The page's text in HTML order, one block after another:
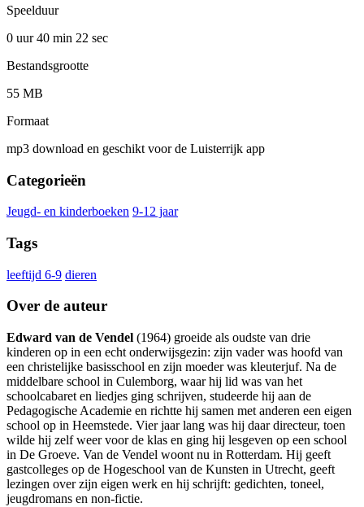
Speelduur
0 uur 40 min 22 sec
Bestandsgrootte
55 MB
Formaat
mp3 download en geschikt voor de Luisterrijk app
Categorieën
Jeugd- en kinderboeken 9-12 jaar
Tags
leeftijd 6-9 dieren
Over de auteur
Edward van de Vendel (1964) groeide als oudste van drie
kinderen op in een echt onderwijsgezin: zijn vader was hoofd van
een christelijke basisschool en zijn moeder was kleuterjuf. Na de
middelbare school in Culemborg, waar hij lid was van het
schoolcabaret en liedjes ging schrijven, studeerde hij aan de
Pedagogische Academie en richtte hij samen met anderen een eigen
school op in Heemstede. Vier jaar lang was hij daar directeur, toen
wilde hij zelf weer voor de klas en ging hij lesgeven op een school
in De Groeve. Van de Vendel woont nu in Rotterdam. Hij geeft
gastcolleges op de Hogeschool van de Kunsten in Utrecht, geeft
lezingen over zijn eigen werk en hij schrijft: gedichten, toneel,
jeugdromans en non-fictie.